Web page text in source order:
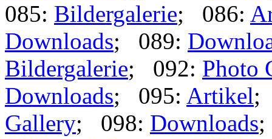
085: Bildergalerie; 086:
Downloads; 089:
Bildergalerie; 092: Photo
Downloads; 095: Artikel;
Gallery; 098: Downloads